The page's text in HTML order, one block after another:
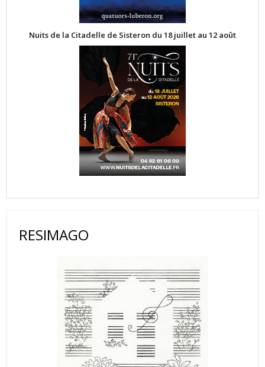
Nuits de la Citadelle de Sisteron du 18 juillet au 12 août
RESIMAGO